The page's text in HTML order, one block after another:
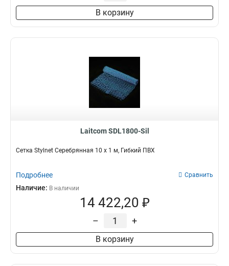
В корзину
Laitcom SDL1800-Sil
Сетка Stylnet Cеребрянная 10 x 1 м, Гибкий ПВХ
Подробнее Сравнить
Наличие: В наличии
14 422,20 ₽
– +
В корзину